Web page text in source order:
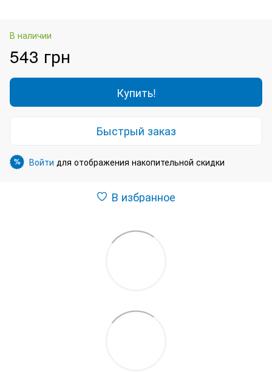
В наличии
543 грн
Купить!
Быстрый заказ
% Войти для отображения накопительной скидки
В избранное